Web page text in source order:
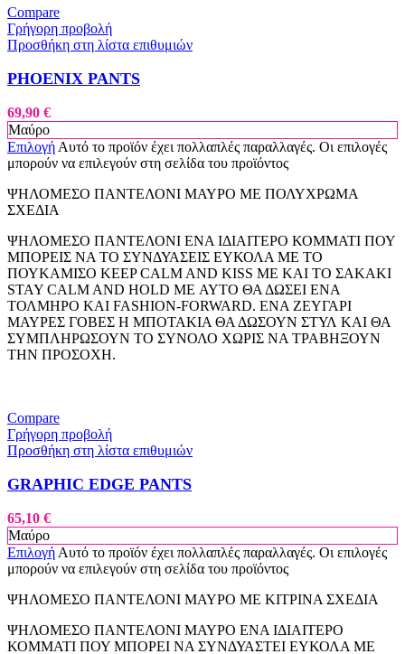
Compare
Γρήγορη προβολή
Προσθήκη στη λίστα επιθυμιών
PHOENIX PANTS
69,90 €
Μαύρο
Επιλογή Αυτό το προϊόν έχει πολλαπλές παραλλαγές. Οι επιλογές
μπορούν να επιλεγούν στη σελίδα του προϊόντος
ΨΗΛΟΜΕΣΟ ΠΑΝΤΕΛΟΝΙ ΜΑΥΡΟ ΜΕ ΠΟΛΥΧΡΩΜΑ
ΣΧΕΔΙΑ
ΨΗΛΟΜΕΣΟ ΠΑΝΤΕΛΟΝΙ ΕΝΑ ΙΔΙΑΙΤΕΡΟ ΚΟΜΜΑΤΙ ΠΟΥ
ΜΠΟΡΕΙΣ ΝΑ ΤΟ ΣΥΝΔΥΑΣΕΙΣ ΕΥΚΟΛΑ ΜΕ ΤΟ
ΠΟΥΚΑΜΙΣΟ KEEP CALM AND KISS ME ΚΑΙ ΤΟ ΣΑΚΑΚΙ
STAY CALM AND HOLD ME ΑΥΤΟ ΘΑ ΔΩΣΕΙ ΕΝΑ
ΤΟΛΜΗΡΟ ΚΑΙ FASHION-FORWARD. ΕΝΑ ΖΕΥΓΑΡΙ
ΜΑΥΡΕΣ ΓΟΒΕΣ Η ΜΠΟΤΑΚΙΑ ΘΑ ΔΩΣΟΥΝ ΣΤΥΛ ΚΑΙ ΘΑ
ΣΥΜΠΛΗΡΩΣΟΥΝ ΤΟ ΣΥΝΟΛΟ ΧΩΡΙΣ ΝΑ ΤΡΑΒΗΞΟΥΝ
ΤΗΝ ΠΡΟΣΟΧΗ.
Compare
Γρήγορη προβολή
Προσθήκη στη λίστα επιθυμιών
GRAPHIC EDGE PANTS
65,10 €
Μαύρο
Επιλογή Αυτό το προϊόν έχει πολλαπλές παραλλαγές. Οι επιλογές
μπορούν να επιλεγούν στη σελίδα του προϊόντος
ΨΗΛΟΜΕΣΟ ΠΑΝΤΕΛΟΝΙ ΜΑΥΡΟ ΜΕ ΚΙΤΡΙΝΑ ΣΧΕΔΙΑ
ΨΗΛΟΜΕΣΟ ΠΑΝΤΕΛΟΝΙ ΜΑΥΡΟ ΕΝΑ ΙΔΙΑΙΤΕΡΟ
ΚΟΜΜΑΤΙ ΠΟΥ ΜΠΟΡΕΙ ΝΑ ΣΥΝΔΥΑΣΤΕΙ ΕΥΚΟΛΑ ΜΕ